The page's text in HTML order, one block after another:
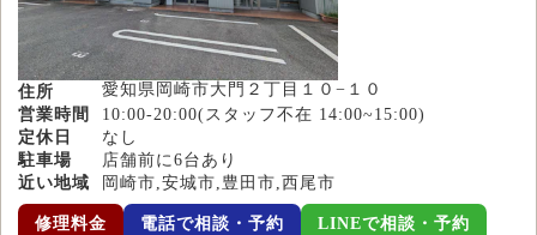
住所
愛知県岡崎市大門２丁目１０−１０
営業時間
10:00-20:00(スタッフ不在 14:00~15:00)
定休日
なし
駐車場
店舗前に6台あり
近い地域
岡崎市,安城市,豊田市,西尾市
修理料金 電話で相談・予約 LINEで相談・予約